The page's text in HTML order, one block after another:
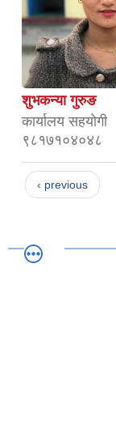
शुभकन्या गुरुङ
कार्यालय सहयोगी
९८१७१०४०४८
‹ previous